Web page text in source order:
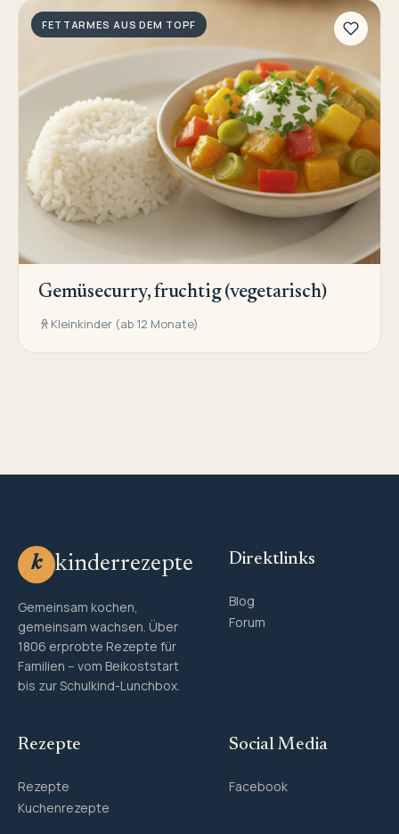
FETTARMES AUS DEM TOPF
Gemüsecurry, fruchtig (vegetarisch)
Kleinkinder (ab 12 Monate)
k kinderrezepte
Gemeinsam kochen,
gemeinsam wachsen. Über
1806 erprobte Rezepte für
Familien – vom Beikoststart
bis zur Schulkind-Lunchbox.
Direktlinks
Blog
Forum
Rezepte
Rezepte
Kuchenrezepte
Social Media
Facebook